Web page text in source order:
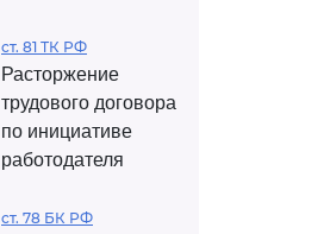
ст. 81 ТК РФ
Расторжение
трудового договора
по инициативе
работодателя
ст. 78 БК РФ